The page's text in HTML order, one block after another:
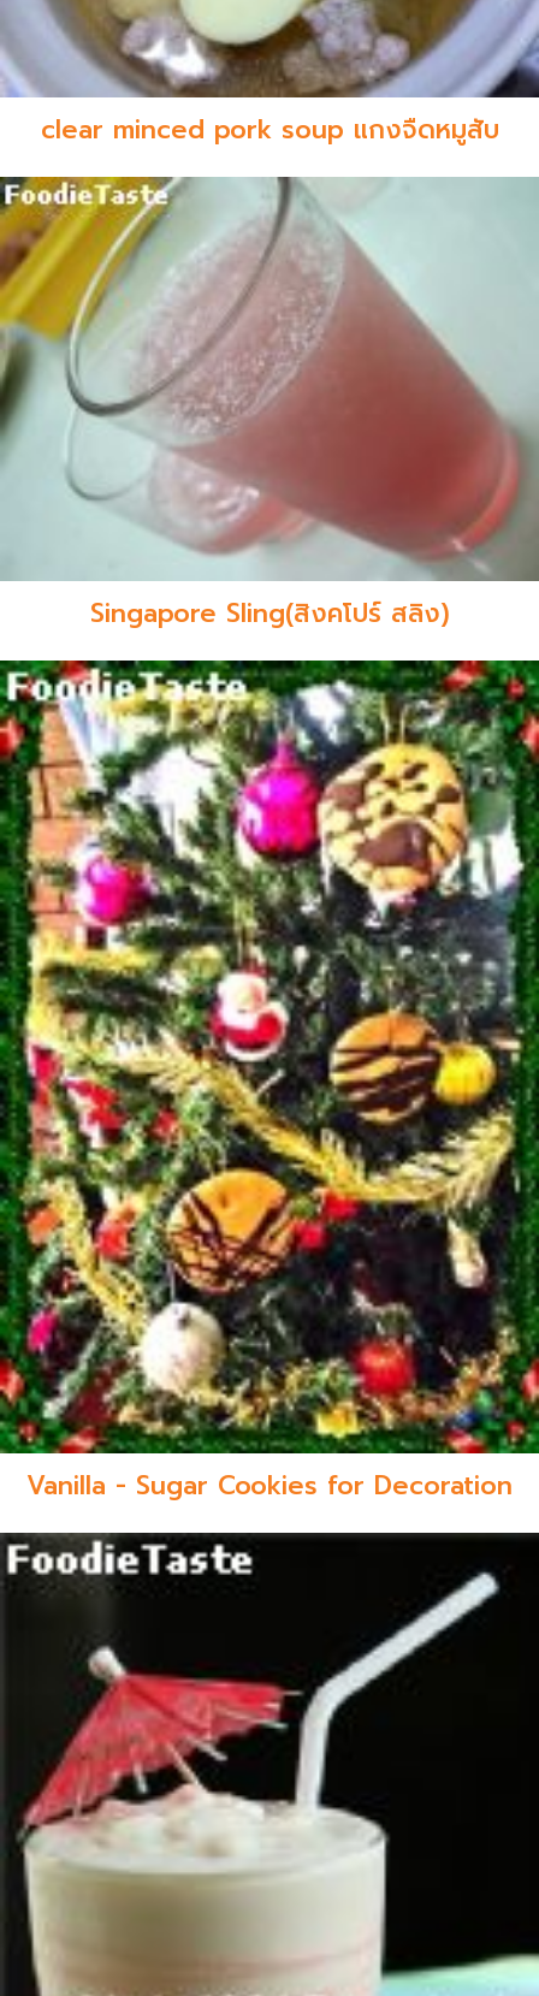
clear minced pork soup แกงจืดหมูสับ
Singapore Sling(สิงคโปร์ สลิง)
Vanilla - Sugar Cookies for Decoration